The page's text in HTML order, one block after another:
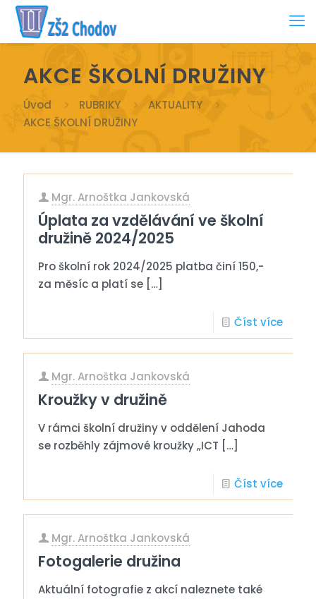
AKCE ŠKOLNÍ DRUŽINY
Úvod RUBRIKY
AKTUALITY
AKCE ŠKOLNÍ DRUŽINY
Mgr. Arnoštka Jankovská
Úplata za vzdělávání ve školní
družině 2024/2025
Pro školní rok 2024/2025 platba činí 150,-
za měsíc a platí se […]
Číst více
Mgr. Arnoštka Jankovská
Kroužky v družině
V rámci školní družiny v oddělení Jahoda
se rozběhly zájmové kroužky „ICT […]
Číst více
Mgr. Arnoštka Jankovská
Fotogalerie družina
Aktuální fotografie z akcí naleznete také